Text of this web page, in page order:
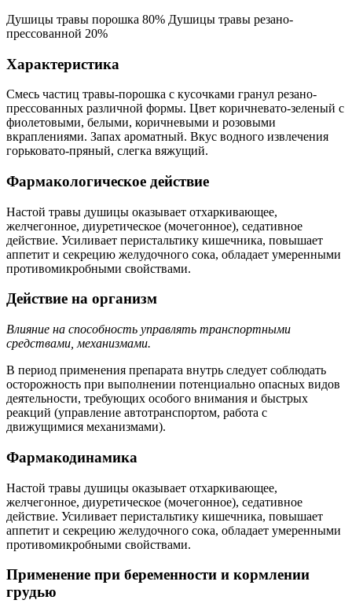
Душицы травы порошка 80% Душицы травы резано-
прессованной 20%
Характеристика
Смесь частиц травы-порошка с кусочками гранул резано-
прессованных различной формы. Цвет коричневато-зеленый с
фиолетовыми, белыми, коричневыми и розовыми
вкраплениями. Запах ароматный. Вкус водного извлечения
горьковато-пряный, слегка вяжущий.
Фармакологическое действие
Настой травы душицы оказывает отхаркивающее,
желчегонное, диуретическое (мочегонное), седативное
действие. Усиливает перистальтику кишечника, повышает
аппетит и секрецию желудочного сока, обладает умеренными
противомикробными свойствами.
Действие на организм
Влияние на способность управлять транспортными
средствами, механизмами.
В период применения препарата внутрь следует соблюдать
осторожность при выполнении потенциально опасных видов
деятельности, требующих особого внимания и быстрых
реакций (управление автотранспортом, работа с
движущимися механизмами).
Фармакодинамика
Настой травы душицы оказывает отхаркивающее,
желчегонное, диуретическое (мочегонное), седативное
действие. Усиливает перистальтику кишечника, повышает
аппетит и секрецию желудочного сока, обладает умеренными
противомикробными свойствами.
Применение при беременности и кормлении
грудью